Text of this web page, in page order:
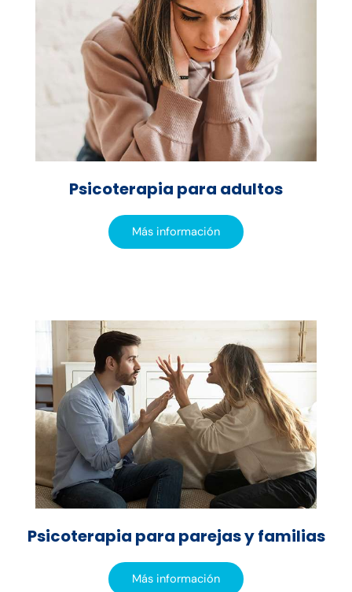
Psicoterapia para adultos
Más información
Psicoterapia para parejas y familias
Más información